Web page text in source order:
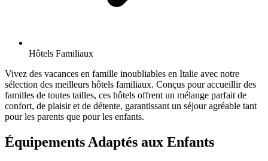
Hôtels Familiaux
Vivez des vacances en famille inoubliables en Italie avec notre
sélection des meilleurs hôtels familiaux. Conçus pour accueillir des
familles de toutes tailles, ces hôtels offrent un mélange parfait de
confort, de plaisir et de détente, garantissant un séjour agréable tant
pour les parents que pour les enfants.
Équipements Adaptés aux Enfants